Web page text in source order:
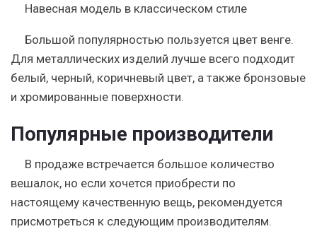
Навесная модель в классическом стиле
Большой популярностью пользуется цвет венге.
Для металлических изделий лучше всего подходит
белый, черный, коричневый цвет, а также бронзовые
и хромированные поверхности.
Популярные производители
В продаже встречается большое количество
вешалок, но если хочется приобрести по
настоящему качественную вещь, рекомендуется
присмотреться к следующим производителям.